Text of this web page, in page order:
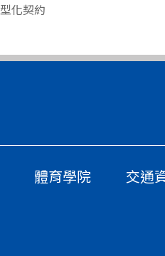
化契約
體育學院 交通